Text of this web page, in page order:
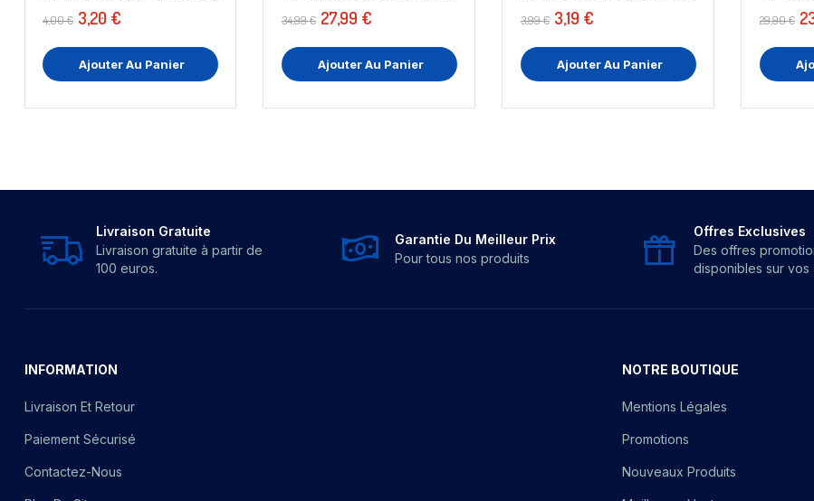
4,00 € 3,20 €
Ajouter Au Panier
34,99 € 27,99 €
Ajouter Au Panier
3,99 € 3,19 €
Ajouter Au Panier
29,90 €
Livraison Gratuite
Livraison gratuite à partir de
100 euros.
Garantie Du Meilleur Prix
Pour tous nos produits
Offres Exclusives
Des offres
disponibles sur vos
INFORMATION
Livraison Et Retour
Paiement Sécurisé
Contactez-Nous
NOTRE BOUTIQUE
Mentions Légales
Promotions
Nouveaux Produits